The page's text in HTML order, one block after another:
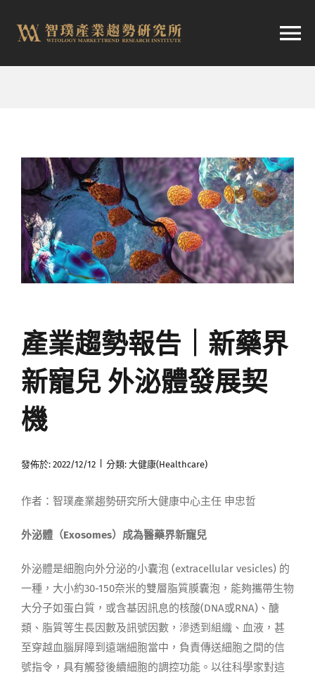
容
航
市場快訊
產業日報
媒體曝光
會員帳號
中文
產業趨勢報告｜新藥界
新寵兒 外泌體發展契
機
發佈於: 2022/12/12 分類: 大健康(Healthcare)
作者：智璞產業趨勢研究所大健康中心主任 申忠哲
外泌體（Exosomes）成為醫藥界新寵兒
外泌體是細胞向外分泌的小囊泡 (extracellular vesicles) 的
一種，大小約30-150奈米的雙層脂質膜囊泡，能夠攜帶生物
大分子如蛋白質，或含基因訊息的核酸(DNA或RNA)、醣
類、脂質等生長因數及訊號因數，滲透到組織、血液，甚
至穿越血腦屏障到遠端細胞當中，負責傳送細胞之間的信
號指令，具有觸發後續細胞的調控功能。以往科學家對這